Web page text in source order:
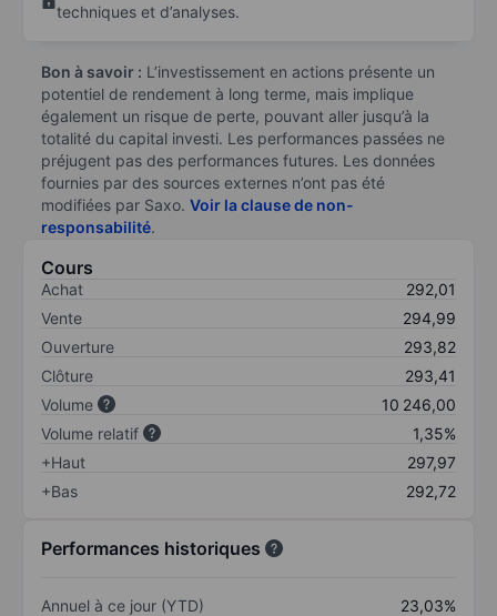
techniques et d’analyses.
Bon à savoir : L’investissement en actions présente un
potentiel de rendement à long terme, mais implique
également un risque de perte, pouvant aller jusqu’à la
totalité du capital investi. Les performances passées ne
préjugent pas des performances futures. Les données
fournies par des sources externes n’ont pas été
modifiées par Saxo. Voir la clause de non-
responsabilité.
Cours
Achat
292,01
Vente
294,99
Ouverture
293,82
Clôture
293,41
Volume
10 246,00
Volume relatif
1,35%
+Haut
297,97
+Bas
292,72
Performances historiques
Annuel à ce jour (YTD)
23,03%